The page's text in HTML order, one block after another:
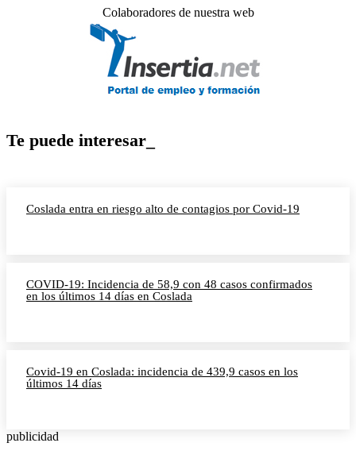
Colaboradores de nuestra web
Te puede interesar_
Coslada entra en riesgo alto de contagios por Covid-19
COVID-19: Incidencia de 58,9 con 48 casos confirmados
en los últimos 14 días en Coslada
Covid-19 en Coslada: incidencia de 439,9 casos en los
últimos 14 días
publicidad